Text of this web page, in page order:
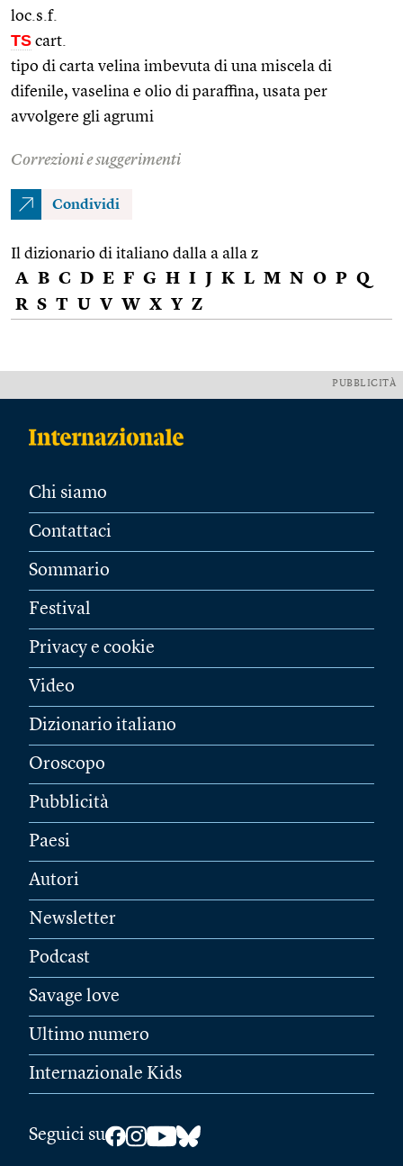
loc.s.f.
TS cart.
tipo di carta velina imbevuta di una miscela di
difenile, vaselina e olio di paraffina, usata per
avvolgere gli agrumi
Correzioni e suggerimenti
Condividi
Il dizionario di italiano dalla a alla z
A B C D E F G H I J K L M N O P Q
R S T U V W X Y Z
PUBBLICITÀ
Chi siamo
Contattaci
Sommario
Festival
Privacy e cookie
Video
Dizionario italiano
Oroscopo
Pubblicità
Paesi
Autori
Newsletter
Podcast
Savage love
Ultimo numero
Internazionale Kids
Seguici su